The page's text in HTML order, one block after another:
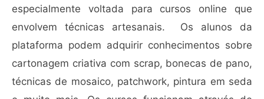
especialmente voltada para cursos online que
envolvem técnicas artesanais. Os alunos da
plataforma podem adquirir conhecimentos sobre
cartonagem criativa com scrap, bonecas de pano,
técnicas de mosaico, patchwork, pintura em seda